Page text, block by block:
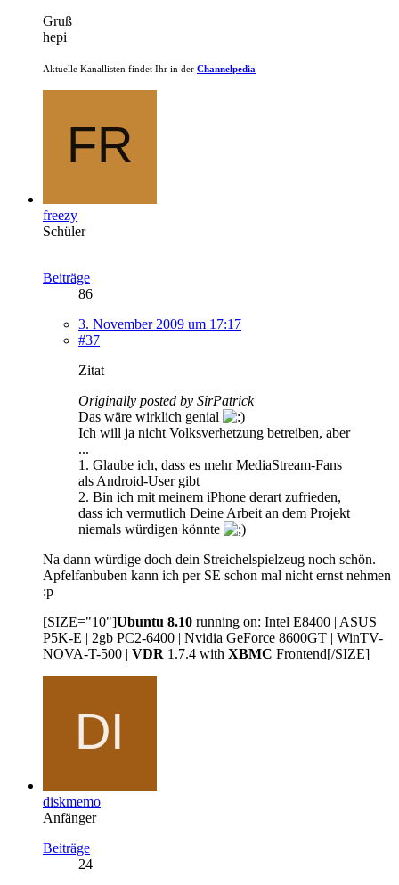
Gruß
hepi
Aktuelle Kanallisten findet Ihr in der Channelpedia
freezy
Schüler
Beiträge
86
3. November 2009 um 17:17
#37
Zitat
Originally posted by SirPatrick
Das wäre wirklich genial
Ich will ja nicht Volksverhetzung betreiben, aber
...
1. Glaube ich, dass es mehr MediaStream-Fans
als Android-User gibt
2. Bin ich mit meinem iPhone derart zufrieden,
dass ich vermutlich Deine Arbeit an dem Projekt
niemals würdigen könnte
Na dann würdige doch dein Streichelspielzeug noch schön.
Apfelfanbuben kann ich per SE schon mal nicht ernst nehmen
:p
[SIZE="10"]Ubuntu 8.10 running on: Intel E8400 | ASUS
P5K-E | 2gb PC2-6400 | Nvidia GeForce 8600GT | WinTV-
NOVA-T-500 | VDR 1.7.4 with XBMC Frontend[/SIZE]
diskmemo
Anfänger
Beiträge
24